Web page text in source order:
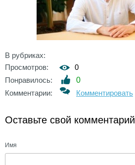
В рубриках:
Просмотров:
0
Понравилось:
0
Комментарии:
Комментировать
Оставьте свой комментарий
Имя